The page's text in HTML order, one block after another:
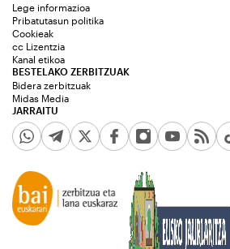
JARRAITU
Lege informazioa
Pribatutasun politika
Cookieak
cc Lizentzia
Kanal etikoa
BESTELAKO ZERBITZUAK
Bidera zerbitzuak
Midas Media